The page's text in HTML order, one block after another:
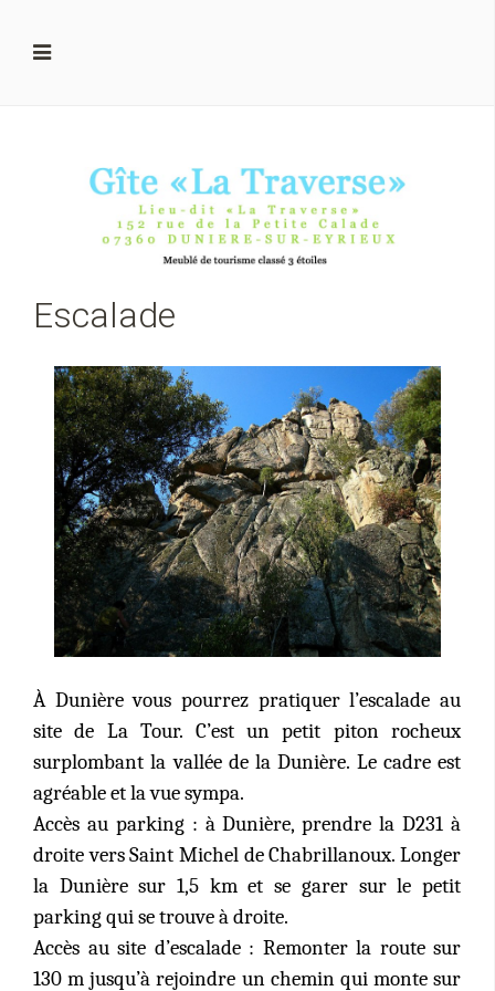
Escalade
À Dunière vous pourrez pratiquer l’escalade au
site de La Tour. C’est un petit piton rocheux
surplombant la vallée de la Dunière. Le cadre est
agréable et la vue sympa.
Accès au parking : à Dunière, prendre la D231 à
droite vers Saint Michel de Chabrillanoux. Longer
la Dunière sur 1,5 km et se garer sur le petit
parking qui se trouve à droite.
Accès au site d’escalade : Remonter la route sur
130 m jusqu’à rejoindre un chemin qui monte sur